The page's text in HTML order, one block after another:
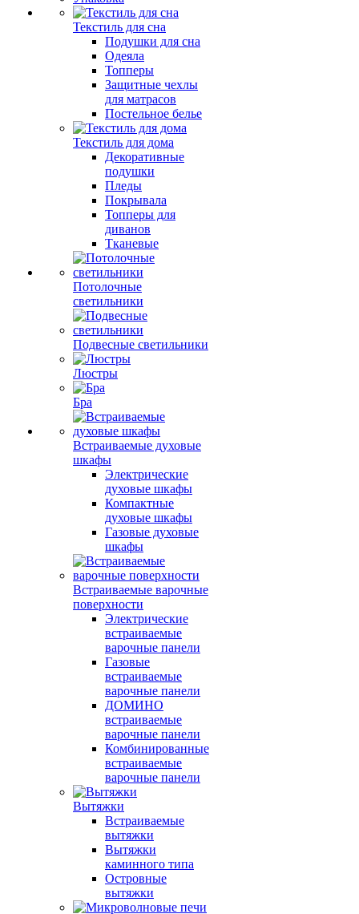
Текстиль для сна
Подушки для сна
Одеяла
Топперы
Защитные чехлы
для матрасов
Постельное белье
Текстиль для дома
Декоративные
подушки
Пледы
Покрывала
Топперы для
диванов
Тканевые
Потолочные
светильники
Подвесные светильники
Люстры
Бра
Встраиваемые духовые
шкафы
Электрические
духовые шкафы
Компактные
духовые шкафы
Газовые духовые
шкафы
Встраиваемые варочные
поверхности
Электрические
встраиваемые
варочные панели
Газовые
встраиваемые
варочные панели
ДОМИНО
встраиваемые
варочные панели
Комбинированные
встраиваемые
варочные панели
Вытяжки
Встраиваемые
вытяжки
Вытяжки
каминного типа
Островные
вытяжки